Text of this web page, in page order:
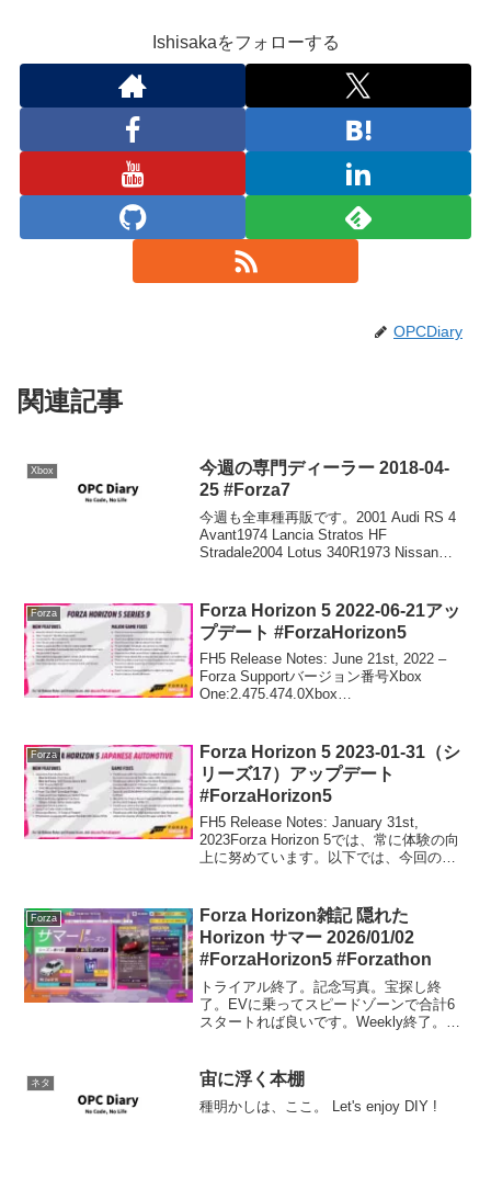
Ishisakaをフォローする
OPCDiary
関連記事
Xbox
今週の専門ディーラー 2018-04-
25 #Forza7
今週も全車種再販です。2001 Audi RS 4
Avant1974 Lancia Stratos HF
Stradale2004 Lotus 340R1973 Nissan
Forza
Forza Horizon 5 2022-06-21アッ
プデート #ForzaHorizon5
FH5 Release Notes: June 21st, 2022 –
Forza Supportバージョン番号Xbox
One:2.475.474.0Xbox
Forza
Forza Horizon 5 2023-01-31（シ
リーズ17）アップデート
#ForzaHorizon5
FH5 Release Notes: January 31st,
2023Forza Horizon 5では、常に体験の向
上に努めています。以下では、今回のア
Forza
Forza Horizon雑記 隠れた
Horizon サマー 2026/01/02
#ForzaHorizon5 #Forzathon
トライアル終了。記念写真。宝探し終
了。EVに乗ってスピードゾーンで合計6
スタートれば良いです。Weekly終了。チ
Evolution III GSRゲ...
ネタ 宙に浮く本棚
種明かしは、ここ。 Let's enjoy DIY !